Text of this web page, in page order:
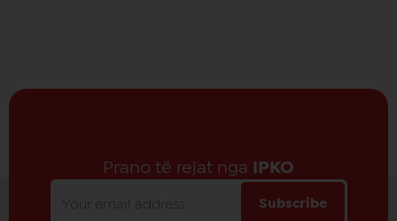
Prano të rejat nga IPKO
Subscribe